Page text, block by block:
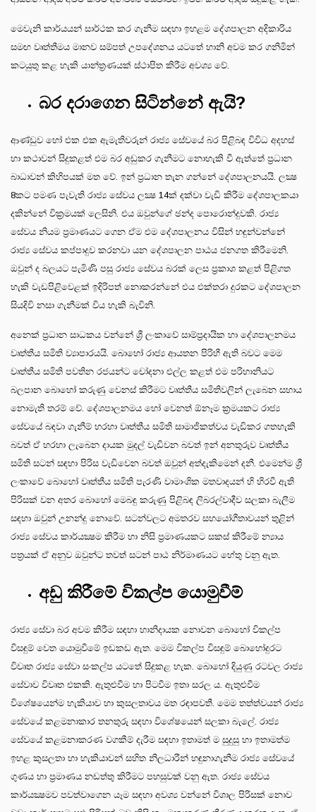
මෙවැනි කාර්යයන් සාර්ථක කර ගැනීම සඳහා ඉහළම දේශපාලන අදිකාරිය
සමඟ වෘත්තීමය මානව සම්පත් උපදේශනය යටතේ හානි අවම කර ගනිමින්
කටයුතු කළ හැකි යාන්ත්‍රණයක් ස්ථාපිත කිරීම අවශ්‍ය වේ.
බර දරාගෙන සිටින්නේ ඇයි?
ආණ්ඩුව හෝ එක එක ඇමැතිවරුන් රාජ්‍ය සේවයේ බර පිළිබඳ විවිධ අදහස්
හා කථාවන් සිදුකළත් එම බර අඩුකර ගැනීමට නොහැකි වී ඇත්තේ ප්‍රධාන
බාධාවන් කිහිපයක් මත වේ. ඉන් ප්‍රධාන තැන ගන්නේ දේශපාලනයයි. ලක්‍ෂ
8කට පමණ පැවැති රාජ්‍ය සේවය ලක්‍ෂ 14ක් දක්වා වැඩි කිරීම දේශපාලකයා
දකින්නේ වික්‍රමයක් ලෙසිනි. එය ඔවුන්ගේ ඡන්ද පොරොන්දුවකි. රාජ්‍ය
සේවය නියම ප්‍රමාණයට ගෙන ඒම එම දේශපාලනය විසින් හඳුන්වන්නේ
රාජ්‍ය සේවය කප්පාදුව කරනවා යන දේශපාලන පාඨය ජනගත කිරීමෙනි.
ඔවුන් ද බලයට පැමිණි පසු රාජ්‍ය සේවය බරක් ලෙස ප්‍රකාශ කළත් පිළිගත
හැකි වැඩපිළිවෙළක් ඉදිරිපත් නොකරන්නේ එය එක්තරා දුරකට දේශපාලන
සියදිවි නසා ගැනීමක් විය හැකි බැවිනි.
අනෙක් ප්‍රධාන සාධකය වන්නේ ශ්‍රී ලංකාවේ සාම්ප්‍රදායික හා දේශපාලනමය
වෘත්තීය සමිති ව්‍යාපාරයයි. බොහෝ රාජ්‍ය ආයතන පිරිහී ඇති බවට මෙම
වෘත්තීය සමිති පවතින රජයන්ට චෝදනා එල්ල කළත් එම පරිහානියට
බලපාන බොහෝ කරුණු වෙනස් කිරීමට වෘත්තීය සමිතිවලින් ලැබෙන සහාය
නොමැති තරම් වේ. දේශපාලනමය හෝ වෙනත් ඕනෑම ක්‍රමයකට රාජ්‍ය
සේවයේ බඳවා ගැනීම් හරහා වෘත්තීය සමිති සාමාජිකත්වය වැඩිකර ගතහැකි
බවත් ඒ හරහා ලැබෙන දායක මුදල් වැඩිවන බවත් ඉන් අනතුරුව වෘත්තීය
සමිති සටන් සඳහා පිරිස වැඩිවෙන බවත් ඔවුන් අත්දැකිමෙන් දනී. එමෙන්ම ශ්‍රී
ලංකාවේ බොහෝ වෘත්තීය සමිති පැරණි වාමාංශික මතවාදයන් හි හිරවී ඇති
පිරිසක් වන අතර බොහෝ මෙබඳු කරුණු පිළිබඳ ලිබරල්වාදීව සලකා බැලීම
සඳහා ඔවුන් උනන්දු නොවේ. සටන්වලට අමතරව සහයෝගීතාවයන් තුළින්
රාජ්‍ය සේවය කාර්යක්‍ෂම කිරීම හා නිසි ප්‍රමාණයකට සකස් කිරීමේ න්‍යාය
පත්‍රයක් ඒ අනුව ඔවුන්ට තවත් සටන් පාඨ නිර්මාණයට හේතු වනු ඇත.
අඩු කිරීමේ විකල්ප යොමුවීම්
රාජ්‍ය සේවා බර අවම කිරීම සඳහා හානිදායක නොවන බොහෝ විකල්ප
විසඳුම් වෙත යොමුවීමේ ඉඩකඩ ඇත. මෙම විකල්ප විසඳුම් බොහෝදුරට
විවෘත රාජ්‍ය සේවා සංකල්ප යටතේ සිදුකළ හැක. බොහෝ දියුණු රටවල රාජ්‍ය
සේවාව විවෘත එකකි. ඇතුළුවීම හා පිටවීම ඉතා සරල ය. ඇතුළුවීම
විශේෂයෙන්ම හැකියාව හා කුසලතාවය මත රඳාපවතී. මෙම තත්ත්වයන් රාජ්‍ය
සේවයේ කළමනාකාර තනතුරු සඳහා විශේෂයෙන් සලකා බැලේ. රාජ්‍ය
සේවයේ කළමනාකරණ වගකීම් දැරීම සඳහා ඉතාමත් ම සුදුසු හා ඉතාමත්ම
ඉහළ කුසලතා හා හැකියාවන් සහිත නිලධාරීන් හඳුනාගැනීම රාජ්‍ය සේවයේ
ගුණය හා ප්‍රමාණය නඩත්තු කිරීමට පහසුවක් වනු ඇත. රාජ්‍ය සේවය
කාර්යක්‍ෂමව පවත්වාගෙන යෑම සඳහා අවශ්‍ය වන්නේ විශාල පිරිසක් නොව